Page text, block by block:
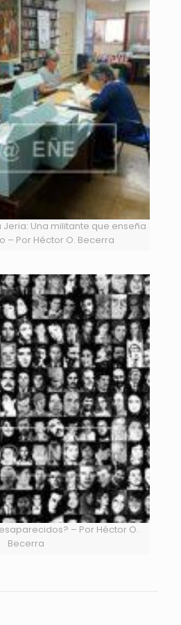
Jeria: Una militante que enseña
– Por Héctor O. Becerra
– Por Héctor O.
Becerra